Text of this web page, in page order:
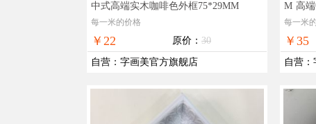
中式高端实木咖啡色外框75*29MM
每一米的价格
￥22 原价： 30
自营 ： 字画美官方旗舰店
M 高
MM
每一米
￥35
自营 ：